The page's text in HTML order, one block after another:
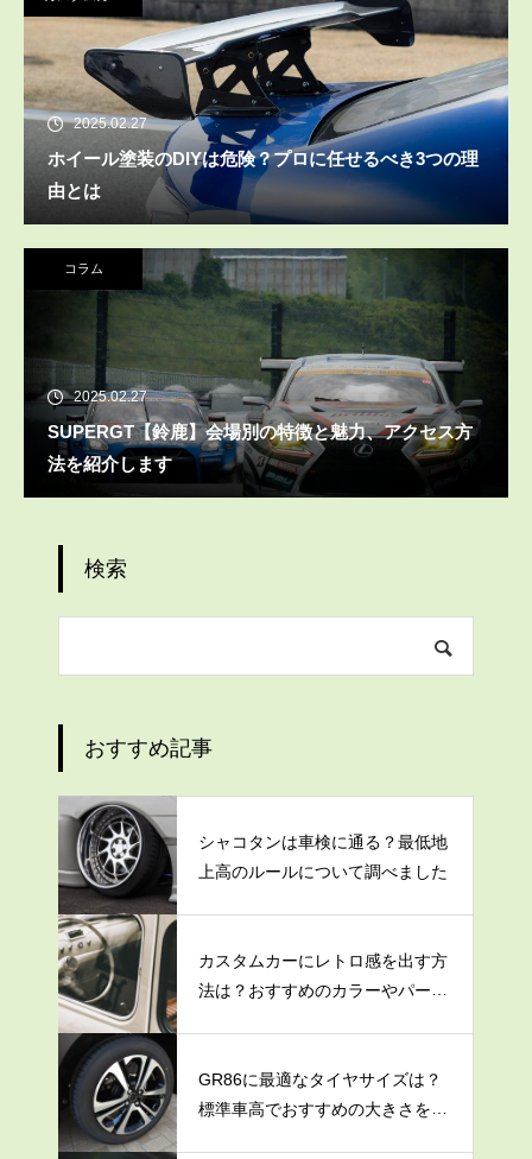
2025.02.27
ホイール塗装のDIYは危険？プロに任せるべき3つの理
由とは
コラム
2025.02.27
SUPERGT【鈴鹿】会場別の特徴と魅力、アクセス方
法を紹介します
検索
おすすめ記事
シャコタンは車検に通る？最低地
上高のルールについて調べました
カスタムカーにレトロ感を出す方
法は？おすすめのカラーやパーツ
GR86に最適なタイヤサイズは？
標準車高でおすすめの大きさを解